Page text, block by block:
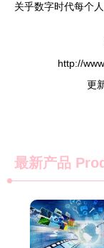
关乎数字时代每个
http://
更
最新产品